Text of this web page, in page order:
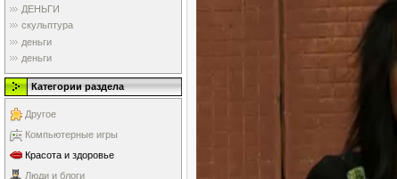
ДЕНЬГИ
скульптура
деньги
деньги
Категории раздела
Другое
Компьютерные игры
Красота и здоровье
Люди и блоги